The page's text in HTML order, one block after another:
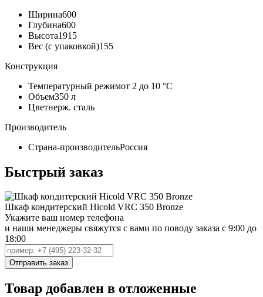
Ширина600
Глубина600
Высота1915
Вес (с упаковкой)155
Конструкция
Температурный режимот 2 до 10 °С
Объем350 л
Цветнерж. сталь
Производитель
Страна-производительРоссия
Быстрый заказ
Шкаф кондитерский Hicold VRC 350 Bronze
Укажите ваш номер телефона
и наши менеджеры свяжутся с вами по поводу заказа с 9:00 до
18:00
Товар добавлен в отложенные